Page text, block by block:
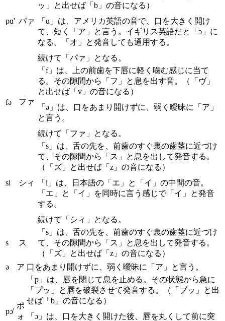
pɑ' パァ
ッ」と出せば「b」の音になる）
「ɑ」は、アメリカ英語の音で、口を大きく開け
て、短く「ア」と言う。イギリス英語だと「ɔ」に
なる。「オ」と発音しても通用する。
続けて「パァ」となる。
fə ファ
「f」は、上の前歯を下唇に軽く噛む感じに当て
る。その隙間から「フ」と息を出す音。（「ヴ」
と出せば「v」の音になる）
「ə」は、口をあまり開けずに、弱く曖昧に「ア」
と言う。
続けて「ファ」となる。
si シィ
「s」は、舌の先を、前歯のすぐ裏の歯茎に近づけ
て、その隙間から「ス」と息を出して発音する。
（「ズ」と出せば「z」の音になる）
「i」は、日本語の「エ」と「イ」の中間の音。
「エ」と「イ」を同時に言う感じで「イ」と発音
する。
続けて「シィ」となる。
s ス
「s」は、舌の先を、前歯のすぐ裏の歯茎に近づけ
て、その隙間から「ス」と息を出して発音する。
（「ズ」と出せば「z」の音になる）
ə
ア 口をあまり開けずに、弱く曖昧に「ア」と言う。
pɔ'
ポ
ォ
「p」は、唇を閉じて息を止める。その状態から急に
「プッ」と唇を破裂させて発音する。（「ブッ」と出
せば「b」の音になる）
「ɔ」は、口を大きく開けた後、唇を丸くして前に突